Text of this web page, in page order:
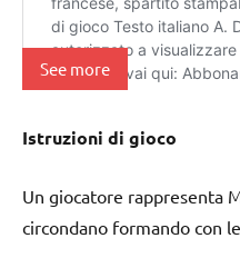
See more
Istruzioni di gioco
Un giocatore rappresenta
circondano formando con